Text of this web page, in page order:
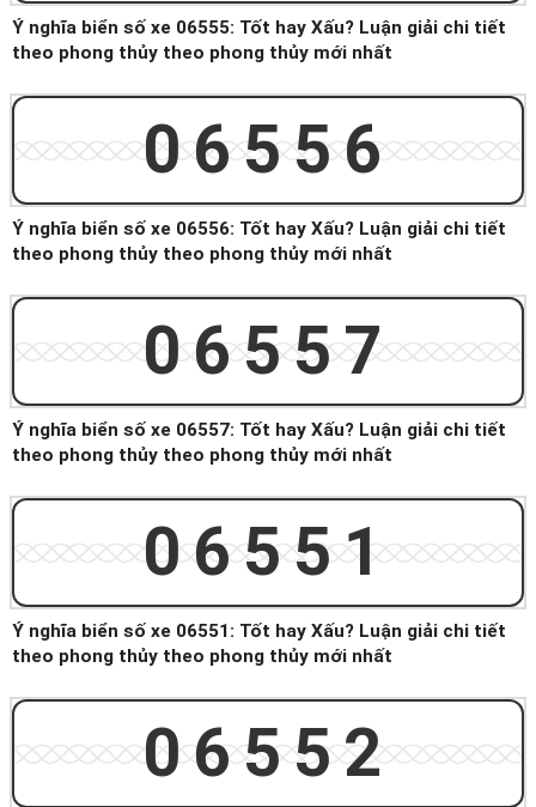
Ý nghĩa biển số xe 06555: Tốt hay Xấu? Luận giải chi tiết
theo phong thủy theo phong thủy mới nhất
06556
Ý nghĩa biển số xe 06556: Tốt hay Xấu? Luận giải chi tiết
theo phong thủy theo phong thủy mới nhất
06557
Ý nghĩa biển số xe 06557: Tốt hay Xấu? Luận giải chi tiết
theo phong thủy theo phong thủy mới nhất
06551
Ý nghĩa biển số xe 06551: Tốt hay Xấu? Luận giải chi tiết
theo phong thủy theo phong thủy mới nhất
06552